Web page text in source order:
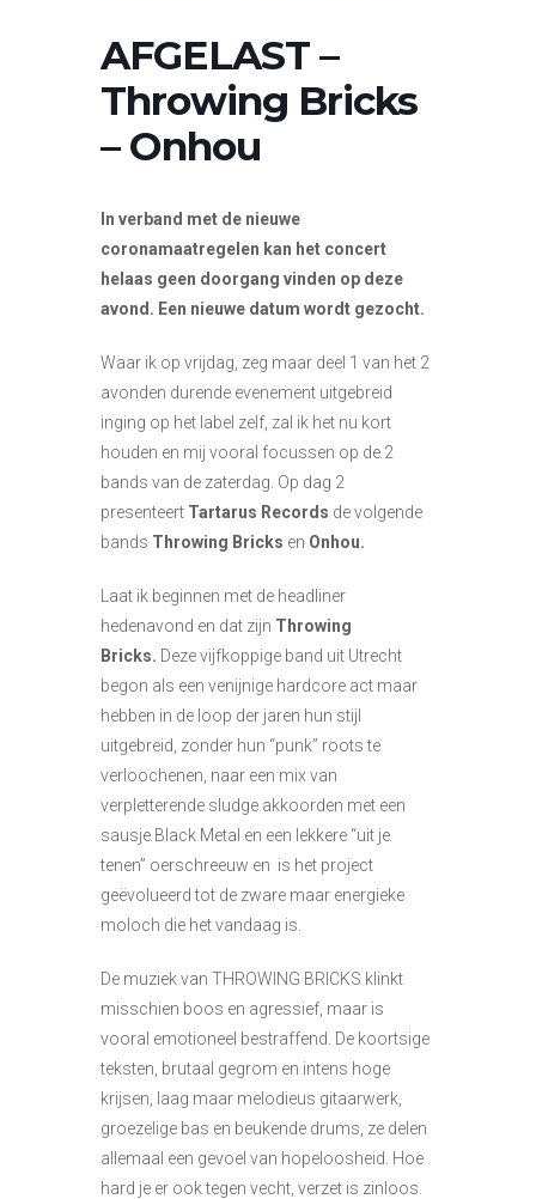
AFGELAST –
Throwing Bricks
– Onhou
In verband met de nieuwe
coronamaatregelen kan het concert
helaas geen doorgang vinden op deze
avond. Een nieuwe datum wordt gezocht.
Waar ik op vrijdag, zeg maar deel 1 van het 2
avonden durende evenement uitgebreid
inging op het label zelf, zal ik het nu kort
houden en mij vooral focussen op de 2
bands van de zaterdag. Op dag 2
presenteert Tartarus Records de volgende
bands Throwing Bricks en Onhou.
Laat ik beginnen met de headliner
hedenavond en dat zijn Throwing
Bricks. Deze vijfkoppige band uit Utrecht
begon als een venijnige hardcore act maar
hebben in de loop der jaren hun stijl
uitgebreid, zonder hun “punk” roots te
verloochenen, naar een mix van
verpletterende sludge akkoorden met een
sausje Black Metal en een lekkere “uit je
tenen” oerschreeuw en is het project
geëvolueerd tot de zware maar energieke
moloch die het vandaag is.
De muziek van THROWING BRICKS klinkt
misschien boos en agressief, maar is
vooral emotioneel bestraffend. De koortsige
teksten, brutaal gegrom en intens hoge
krijsen, laag maar melodieus gitaarwerk,
groezelige bas en beukende drums, ze delen
allemaal een gevoel van hopeloosheid. Hoe
hard je er ook tegen vecht, verzet is zinloos.